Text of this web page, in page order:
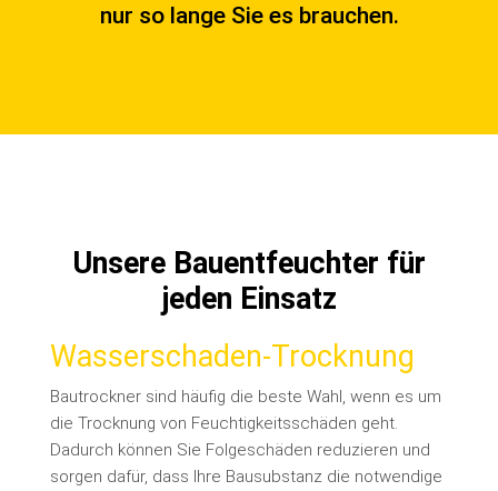
nur so lange Sie es brauchen.
Unsere Bauentfeuchter für
jeden Einsatz
Wasserschaden-Trocknung
Bautrockner sind häufig die beste Wahl, wenn es um
die Trocknung von Feuchtigkeitsschäden geht.
Dadurch können Sie Folgeschäden reduzieren und
sorgen dafür, dass Ihre Bausubstanz die notwendige